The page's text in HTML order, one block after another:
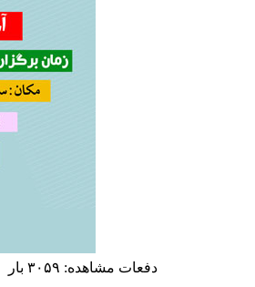
دفعات مشاهده: ۳۰۵۹ بار |